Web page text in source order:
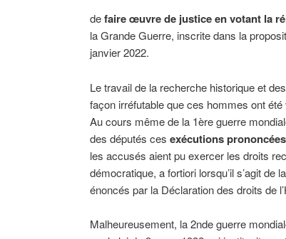
defaire œuvre de justice en votant la
la Grande Guerre, inscrite dans la
janvier 2022.
Le travail de la recherche historique et
façon irréfutable que ces hommes ont été
Au cours même de la 1ère guerre
des députés ces exécutions
les accusés aient pu exercer les droits
démocratique, a fortiori lorsqu’il s’agit
énoncés par la Déclaration des droits de
Malheureusement, la 2nde guerre